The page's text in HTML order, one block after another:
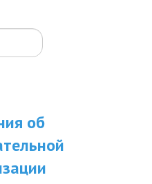
об